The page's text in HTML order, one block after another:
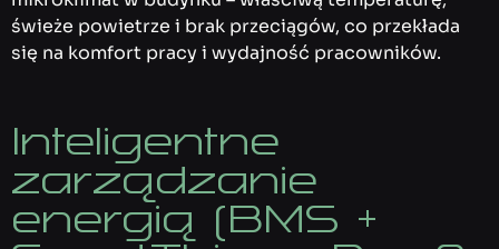
świeże powietrze i brak przeciągów, co przekłada
się na komfort pracy i wydajność pracowników.
Inteligentne
zarządzanie
energią (BMS +